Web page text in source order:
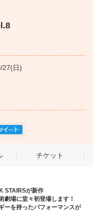
27(日)
チケット
STAIRSが新作
劇場に堂々初登場します！
ーを持ったパフォーマンスが